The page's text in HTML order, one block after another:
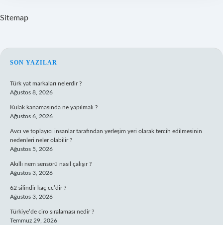
Sitemap
SIDEBAR
SON YAZILAR
Türk yat markaları nelerdir ?
Ağustos 8, 2026
Kulak kanamasında ne yapılmalı ?
Ağustos 6, 2026
Avcı ve toplayıcı insanlar tarafından yerleşim yeri olarak tercih edilmesinin
nedenleri neler olabilir ?
Ağustos 5, 2026
Akıllı nem sensörü nasıl çalışır ?
Ağustos 3, 2026
62 silindir kaç cc’dir ?
Ağustos 3, 2026
Türkiye’de ciro sıralaması nedir ?
Temmuz 29, 2026